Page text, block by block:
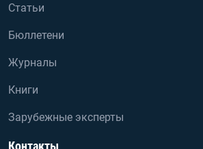
Статьи
Бюллетени
Журналы
Книги
Зарубежные эксперты
Контакты